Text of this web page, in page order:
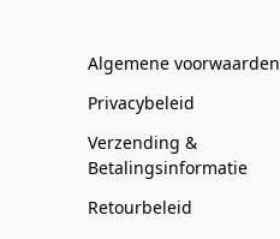
Algemene voorwaarden
Privacybeleid
Verzending &
Betalingsinformatie
Retourbeleid